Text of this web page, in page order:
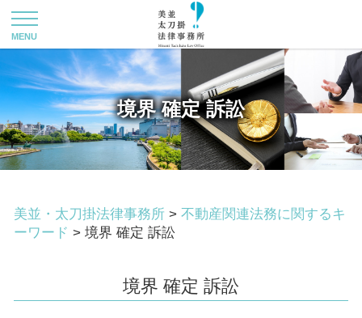
境界 確定 訴訟
美並・太刀掛法律事務所 > 不動産関連法務に関するキ
ーワード > 境界 確定 訴訟
境界 確定 訴訟